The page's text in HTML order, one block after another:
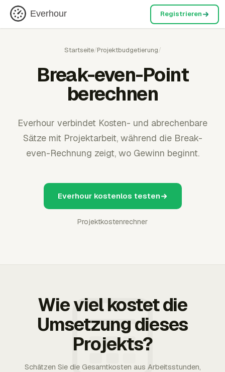
Everhour Registrieren
Startseite/Projektbudgetierung/
Break-even-Point
berechnen
Everhour verbindet Kosten- und abrechenbare
Sätze mit Projektarbeit, während die Break-
even-Rechnung zeigt, wo Gewinn beginnt.
Everhour kostenlos testen
Projektkostenrechner
Wie viel kostet die
Umsetzung dieses
Projekts?
Schätzen Sie die Gesamtkosten aus Arbeitsstunden,